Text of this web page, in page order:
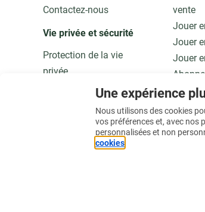
Une expérience
Nous utilisons des cookies
vos préférences et, avec nos
personnalisées et non
cookies
Contactez-nous
Vie privée et sécurité
Protection de la vie
privée
Adaptez vos données
vente
Jouer
Jouer
Jouer
Jouer
En